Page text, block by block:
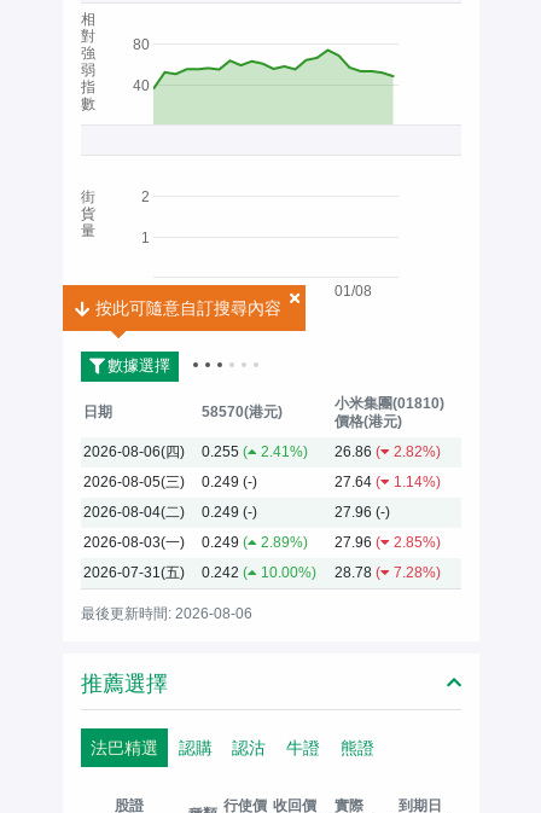
01/08
40
80
1
2
2026
相
對
強
弱
指
數
街
貨
量
數據選擇
按此可隨意自訂搜尋內容
按此可隨意自訂搜尋內容
日期 58570(港元)
小米集團(01810)
價格(港元)
2026-08-06(四)
0.255 ( 2.41%) 26.86 (
2.82%)
2026-08-05(三)
0.249 (-) 27.64 (
1.14%)
2026-08-04(二)
0.249 (-) 27.96 (-)
2026-08-03(一)
0.249 ( 2.89%) 27.96 (
2.85%)
2026-07-31(五)
0.242 ( 10.00%) 28.78 ( 7.28%)
最後更新時間: 2026-08-06
推薦選擇
法巴精選 認購 認沽 牛證 熊證
股證
行使價 收回價
實際
到期日